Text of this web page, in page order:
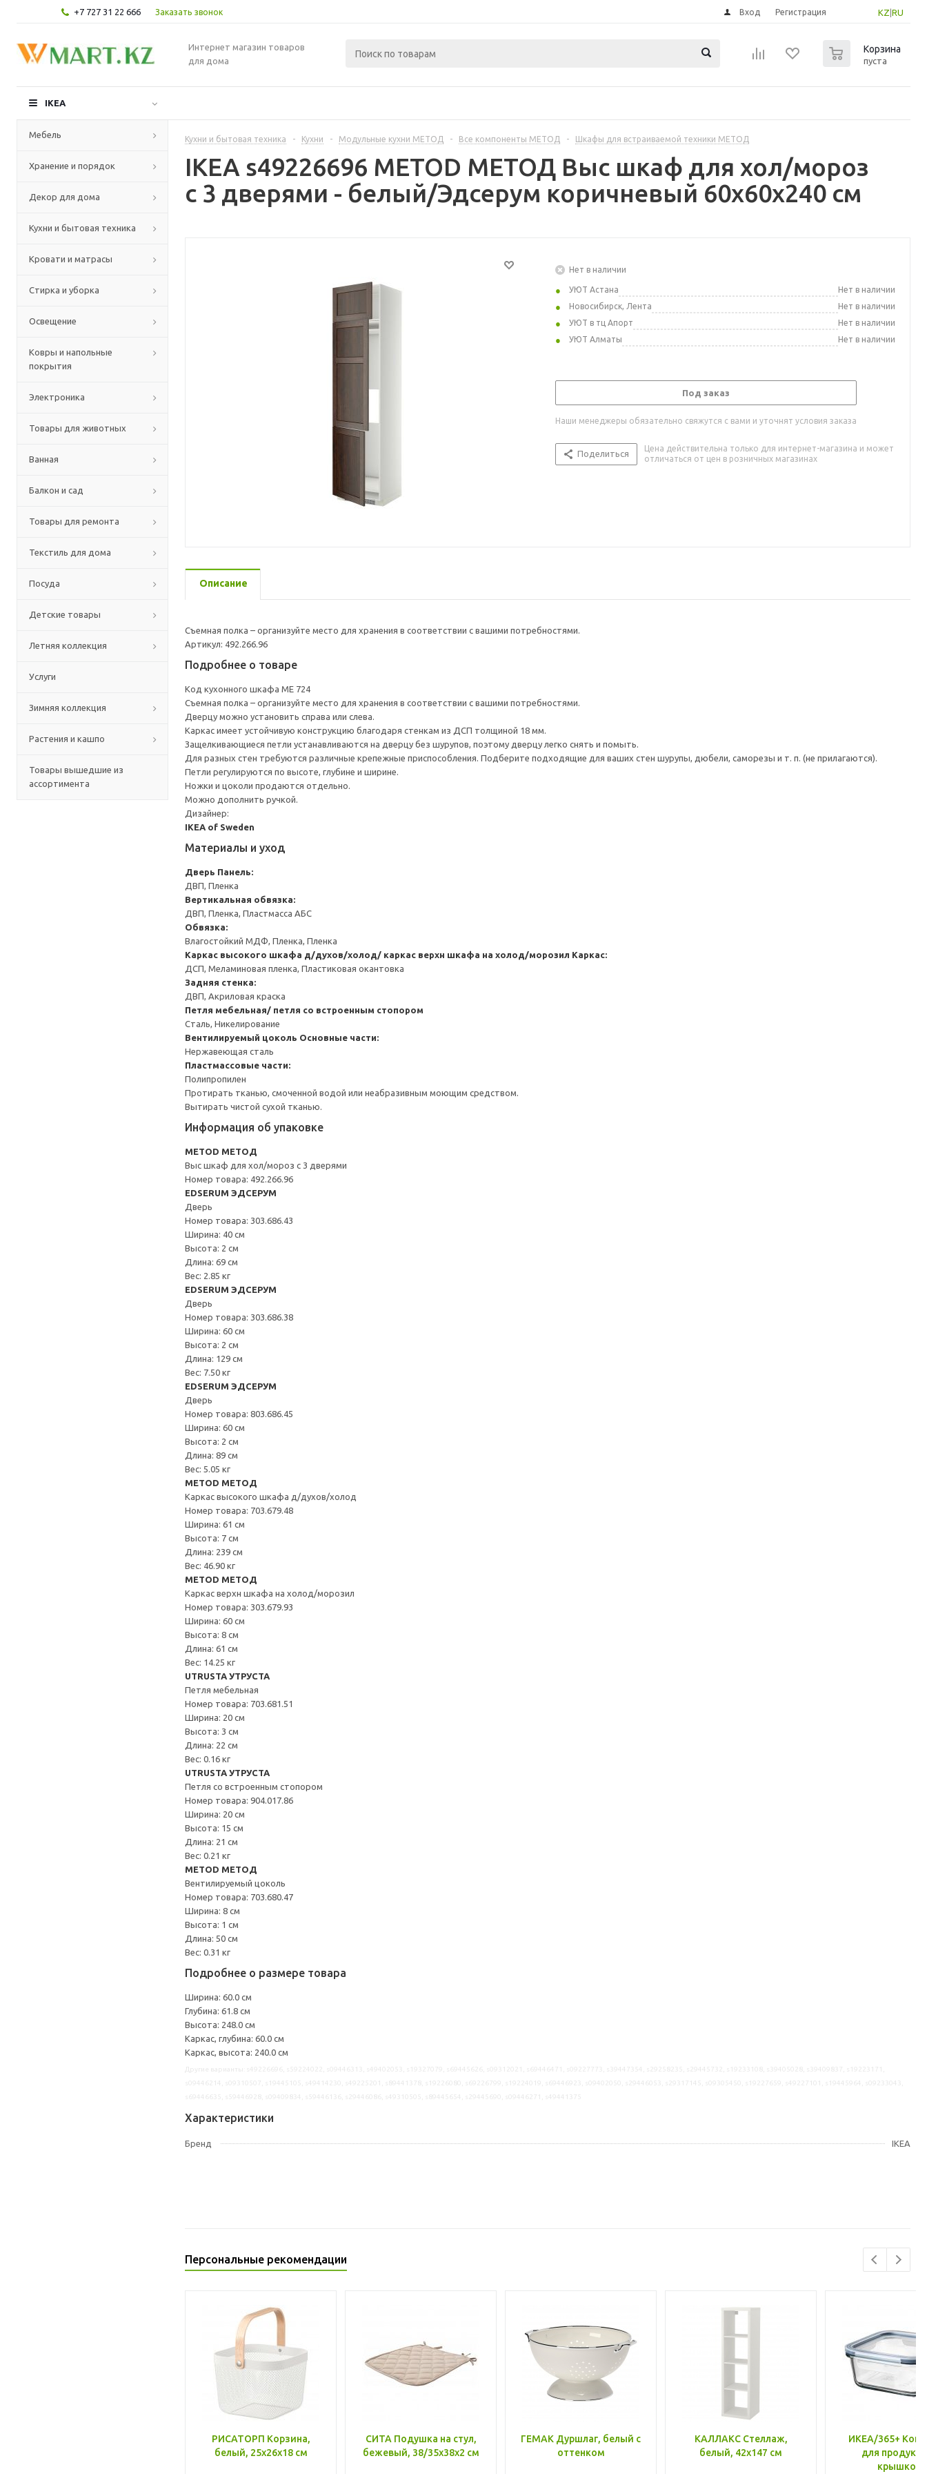
+7 727 31 22 666 Заказать звонок KZ RU
Вход Регистрация
Интернет магазин товаров
для дома
Корзина
пуста
IKEA
Мебель
Хранение и порядок
Декор для дома
Кухни и бытовая техника
Кровати и матрасы
Стирка и уборка
Освещение
Ковры и напольные
покрытия
Электроника
Товары для животных
Ванная
Балкон и сад
Товары для ремонта
Текстиль для дома
Посуда
Детские товары
Летняя коллекция
Услуги
Зимняя коллекция
Растения и кашпо
Товары вышедшие из
ассортимента
Кухни и бытовая техника - Кухни - Модульные кухни МЕТОД - Все компоненты МЕТОД - Шкафы для встраиваемой техники МЕТОД
IKEA s49226696 METOD МЕТОД Выс шкаф для хол/мороз
с 3 дверями - белый/Эдсерум коричневый 60x60x240 см
Нет в наличии
УЮТ Астана
Нет в наличии
Новосибирск, Лента
Нет в наличии
УЮТ в тц Апорт
Нет в наличии
УЮТ Алматы
Нет в наличии
Под заказ
Наши менеджеры обязательно свяжутся с вами и уточнят условия заказа
Поделиться
Цена действительна только для интернет-магазина и может
отличаться от цен в розничных магазинах
Описание
Съемная полка – организуйте место для хранения в соответствии с вашими потребностями.
Артикул: 492.266.96
Подробнее о товаре
Код кухонного шкафа ME 724
Съемная полка – организуйте место для хранения в соответствии с вашими потребностями.
Дверцу можно установить справа или слева.
Каркас имеет устойчивую конструкцию благодаря стенкам из ДСП толщиной 18 мм.
Защелкивающиеся петли устанавливаются на дверцу без шурупов, поэтому дверцу легко снять и помыть.
Для разных стен требуются различные крепежные приспособления. Подберите подходящие для ваших стен шурупы, дюбели, саморезы и т. п. (не прилагаются).
Петли регулируются по высоте, глубине и ширине.
Ножки и цоколи продаются отдельно.
Можно дополнить ручкой.
Дизайнер:
IKEA of Sweden
Материалы и уход
Дверь Панель:
ДВП, Пленка
Вертикальная обвязка:
ДВП, Пленка, Пластмасса АБС
Обвязка:
Влагостойкий МДФ, Пленка, Пленка
Каркас высокого шкафа д/духов/холод/ каркас верхн шкафа на холод/морозил Каркас:
ДСП, Меламиновая пленка, Пластиковая окантовка
Задняя стенка:
ДВП, Акриловая краска
Петля мебельная/ петля со встроенным стопором
Сталь, Никелирование
Вентилируемый цоколь Основные части:
Нержавеющая сталь
Пластмассовые части:
Полипропилен
Протирать тканью, смоченной водой или неабразивным моющим средством.
Вытирать чистой сухой тканью.
Информация об упаковке
METOD МЕТОД
Выс шкаф для хол/мороз с 3 дверями
Номер товара: 492.266.96
EDSERUM ЭДСЕРУМ
Дверь
Номер товара: 303.686.43
Ширина: 40 см
Высота: 2 см
Длина: 69 см
Вес: 2.85 кг
EDSERUM ЭДСЕРУМ
Дверь
Номер товара: 303.686.38
Ширина: 60 см
Высота: 2 см
Длина: 129 см
Вес: 7.50 кг
EDSERUM ЭДСЕРУМ
Дверь
Номер товара: 803.686.45
Ширина: 60 см
Высота: 2 см
Длина: 89 см
Вес: 5.05 кг
METOD МЕТОД
Каркас высокого шкафа д/духов/холод
Номер товара: 703.679.48
Ширина: 61 см
Высота: 7 см
Длина: 239 см
Вес: 46.90 кг
METOD МЕТОД
Каркас верхн шкафа на холод/морозил
Номер товара: 303.679.93
Ширина: 60 см
Высота: 8 см
Длина: 61 см
Вес: 14.25 кг
UTRUSTA УТРУСТА
Петля мебельная
Номер товара: 703.681.51
Ширина: 20 см
Высота: 3 см
Длина: 22 см
Вес: 0.16 кг
UTRUSTA УТРУСТА
Петля со встроенным стопором
Номер товара: 904.017.86
Ширина: 20 см
Высота: 15 см
Длина: 21 см
Вес: 0.21 кг
METOD МЕТОД
Вентилируемый цоколь
Номер товара: 703.680.47
Ширина: 8 см
Высота: 1 см
Длина: 50 см
Вес: 0.31 кг
Подробнее о размере товара
Ширина: 60.0 см
Глубина: 61.8 см
Высота: 248.0 см
Каркас, глубина: 60.0 см
Каркас, высота: 240.0 см
Характеристики
Бренд IKEA
Персональные рекомендации
РИСАТОРП Корзина,
белый, 25x26x18 см
СИТА Подушка на стул,
бежевый, 38/35x38x2 см
ГЕМАК Дуршлаг, белый с
оттенком
КАЛЛАКС Стеллаж,
белый, 42x147 см
ИКЕА/365+
для
крышкой,